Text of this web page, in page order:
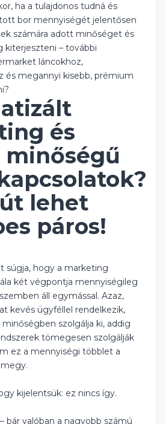
ha a tulajdonos tudná és
bor mennyiségét jelentősen
számára adott minőséget és
kiterjeszteni – további
láncokhoz,
és megannyi kisebb, prémium
és
minőségű
lehet
páros!
súgja, hogy a marketing
két végpontja mennyiségileg
áll egymással. Azaz,
kevés ügyféllel rendelkezik,
szolgálja ki, addig
tömegesen szolgálják
ez a mennyiségi többlet a
kijelentsük: ez nincs így.
bár valóban a nagyobb számú